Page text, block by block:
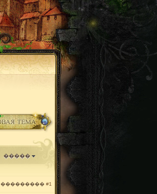
�����
��������� #1